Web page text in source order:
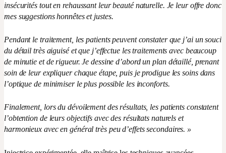
insécurités tout en rehaussant leur beauté naturelle. Je leur offre donc
mes suggestions honnêtes et justes.
Pendant le traitement, les patients peuvent constater que j’ai un souci
du détail très aiguisé et que j’effectue les traitements avec beaucoup
de minutie et de rigueur. Je dessine d’abord un plan détaillé, prenant
soin de leur expliquer chaque étape, puis je prodigue les soins dans
l’optique de minimiser le plus possible les inconforts.
Finalement, lors du dévoilement des résultats, les patients constatent
l’obtention de leurs objectifs avec des résultats naturels et
harmonieux avec en général très peu d’effets secondaires. »